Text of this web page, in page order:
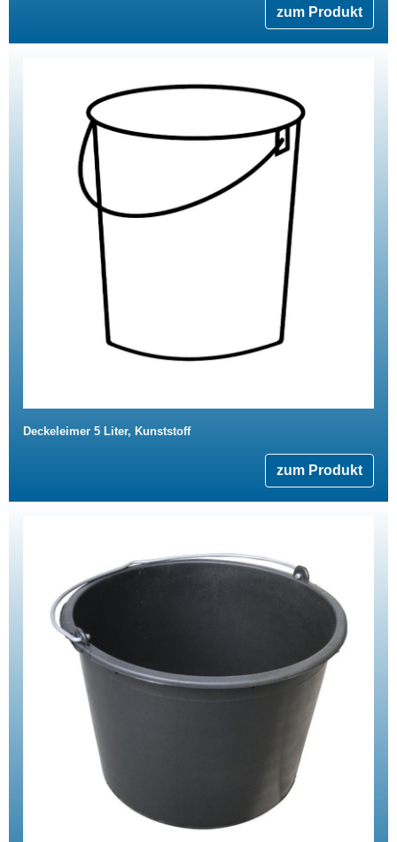
zum Produkt
Deckeleimer 5 Liter, Kunststoff
zum Produkt